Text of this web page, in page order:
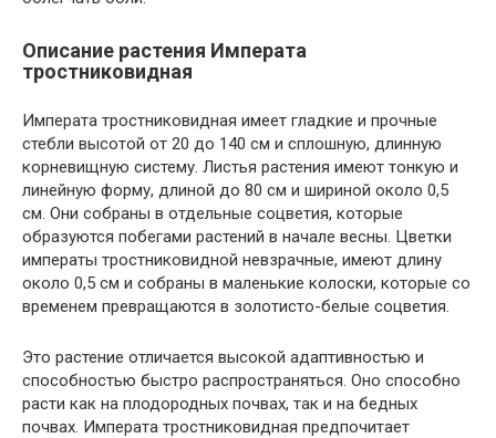
Описание растения Императа
тростниковидная
Императа тростниковидная имеет гладкие и прочные
стебли высотой от 20 до 140 см и сплошную, длинную
корневищную систему. Листья растения имеют тонкую и
линейную форму, длиной до 80 см и шириной около 0,5
см. Они собраны в отдельные соцветия, которые
образуются побегами растений в начале весны. Цветки
императы тростниковидной невзрачные, имеют длину
около 0,5 см и собраны в маленькие колоски, которые со
временем превращаются в золотисто-белые соцветия.
Это растение отличается высокой адаптивностью и
способностью быстро распространяться. Оно способно
расти как на плодородных почвах, так и на бедных
почвах. Императа тростниковидная предпочитает